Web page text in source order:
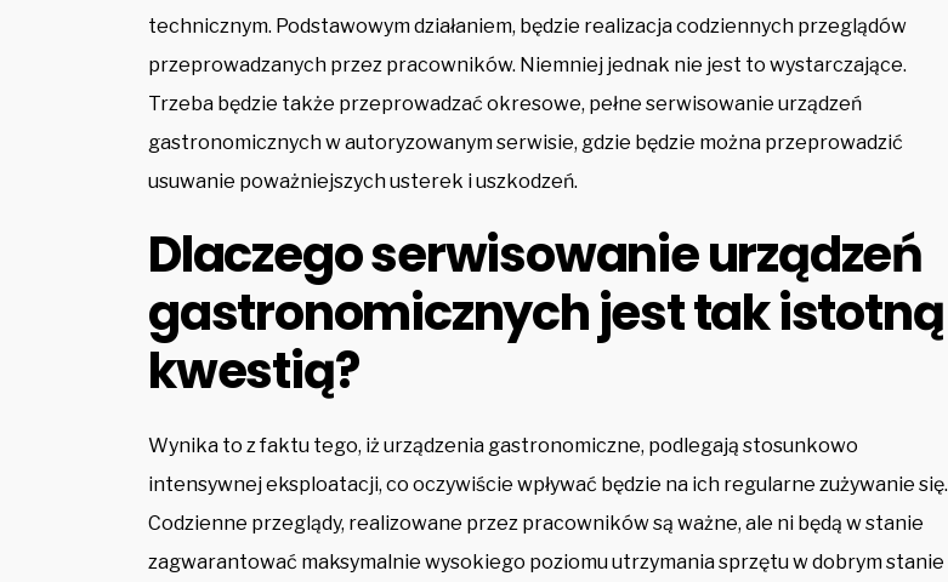
technicznym. Podstawowym działaniem, będzie realizacja codziennych przeglądów
przeprowadzanych przez pracowników. Niemniej jednak nie jest to wystarczające.
Trzeba będzie także przeprowadzać okresowe, pełne serwisowanie urządzeń
gastronomicznych w autoryzowanym serwisie, gdzie będzie można przeprowadzić
usuwanie poważniejszych usterek i uszkodzeń.
Dlaczego serwisowanie urządzeń
gastronomicznych jest tak istotną
kwestią?
Wynika to z faktu tego, iż urządzenia gastronomiczne, podlegają stosunkowo
intensywnej eksploatacji, co oczywiście wpływać będzie na ich regularne zużywanie się.
Codzienne przeglądy, realizowane przez pracowników są ważne, ale ni będą w stanie
zagwarantować maksymalnie wysokiego poziomu utrzymania sprzętu w dobrym stanie